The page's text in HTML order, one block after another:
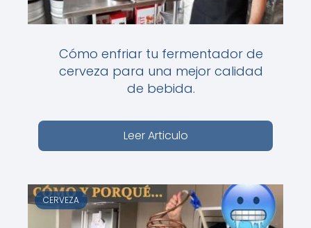
Cómo enfriar tu fermentador de
cerveza para una mejor calidad
de bebida.
Leer Articulo
CERVEZA